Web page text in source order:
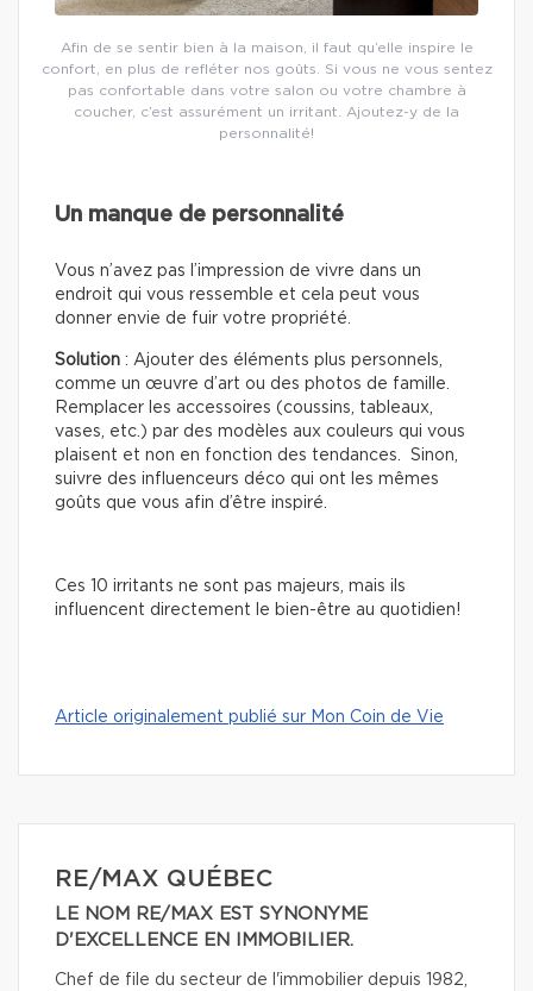
Afin de se sentir bien à la maison, il faut qu’elle inspire le
confort, en plus de refléter nos goûts. Si vous ne vous sentez
pas confortable dans votre salon ou votre chambre à
coucher, c’est assurément un irritant. Ajoutez-y de la
personnalité!
Un manque de personnalité
Vous n’avez pas l’impression de vivre dans un
endroit qui vous ressemble et cela peut vous
donner envie de fuir votre propriété.
Solution : Ajouter des éléments plus personnels,
comme un œuvre d’art ou des photos de famille.
Remplacer les accessoires (coussins, tableaux,
vases, etc.) par des modèles aux couleurs qui vous
plaisent et non en fonction des tendances. Sinon,
suivre des influenceurs déco qui ont les mêmes
goûts que vous afin d’être inspiré.
Ces 10 irritants ne sont pas majeurs, mais ils
influencent directement le bien-être au quotidien!
Article originalement publié sur Mon Coin de Vie
RE/MAX QUÉBEC
LE NOM RE/MAX EST SYNONYME
D'EXCELLENCE EN IMMOBILIER.
Chef de file du secteur de l'immobilier depuis 1982,